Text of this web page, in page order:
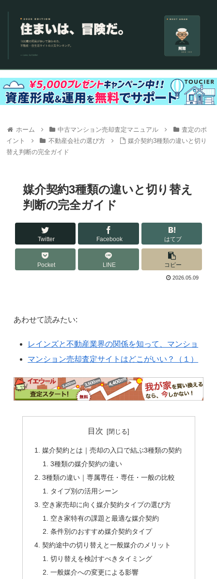
ホーム 中古マンション売却査定マニュアル
査定のポ
イント
不動産会社の選び方
媒介契約3種類の違いと切り
替え判断の完全ガイド
媒介契約3種類の違いと切り替え
判断の完全ガイド
Twitter Facebook はてブ
Pocket LINE コピー
2026.05.09
あわせて読みたい:
レインズと不動産業界の関係を知って、マンショ
マンション売却査定サイトはどこがいい？（１）
目次
媒介契約とは｜売却の入口で結ぶ3種類の契約
3種類の媒介契約の違い
3種類の違い｜専属専任・専任・一般の比較
タイプ別の活用シーン
空き家売却に向く媒介契約タイプの選び方
空き家特有の課題と最適な媒介契約
条件別のおすすめ媒介契約タイプ
契約途中の切り替えと一般媒介のメリット
切り替えを検討すべきタイミング
一般媒介への変更による影響